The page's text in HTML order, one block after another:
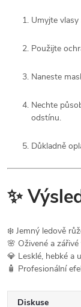
Umyjte
Použijte
Naneste
Nechte
odstínu.
Důkladně
✨
❄️ Jemný ledově
🌸 Oživené a
💎 Lesklé, hebké a
🧴 Profesionální
Diskuse